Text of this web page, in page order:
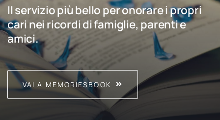
Il servizio più bello per onorare i propri
cari nei ricordi di famiglie, parenti e
amici.
VAI A MEMORIESBOOK